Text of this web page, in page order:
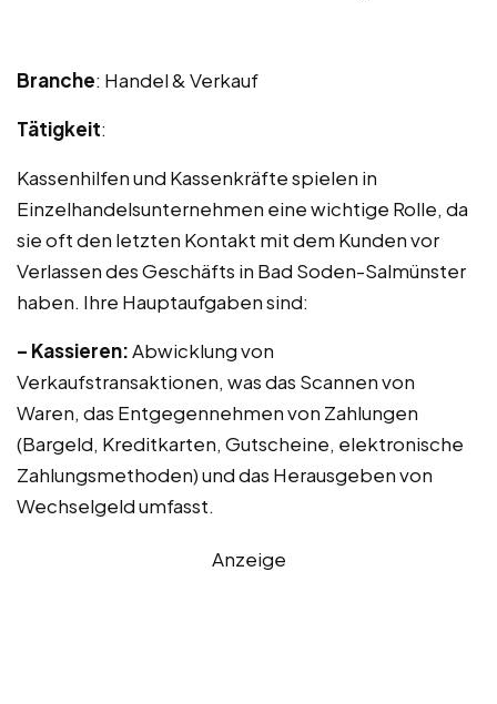
Branche: Handel & Verkauf
Tätigkeit:
Kassenhilfen und Kassenkräfte spielen in
Einzelhandelsunternehmen eine wichtige Rolle, da
sie oft den letzten Kontakt mit dem Kunden vor
Verlassen des Geschäfts in Bad Soden-Salmünster
haben. Ihre Hauptaufgaben sind:
– Kassieren:Abwicklung von
Verkaufstransaktionen, was das Scannen von
Waren, das Entgegennehmen von Zahlungen
(Bargeld, Kreditkarten, Gutscheine, elektronische
Zahlungsmethoden) und das Herausgeben von
Wechselgeld umfasst.
Anzeige